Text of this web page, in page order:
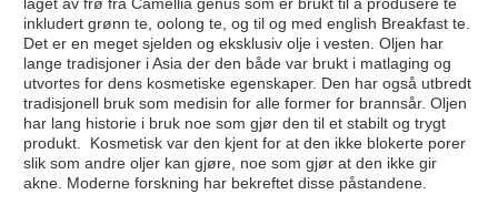
inkludert grønn te, oolong te, og til og med english Breakfast te.
Det er en meget sjelden og eksklusiv olje i vesten. Oljen har
lange tradisjoner i Asia der den både var brukt i matlaging og
utvortes for dens kosmetiske egenskaper. Den har også utbredt
tradisjonell bruk som medisin for alle former for brannsår. Oljen
har lang historie i bruk noe som gjør den til et stabilt og trygt
produkt. Kosmetisk var den kjent for at den ikke blokerte porer
slik som andre oljer kan gjøre, noe som gjør at den ikke gir
akne. Moderne forskning har bekreftet disse påstandene.